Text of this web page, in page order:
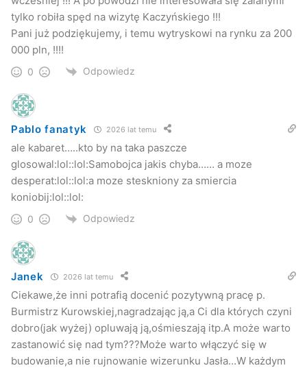
tylko robiła spęd na wizytę Kaczyńskiego !!!
Pani już podziękujemy, i temu wytryskowi na rynku za 200
000 pln, !!!!
0 Odpowiedz
Pablo fanatyk 2026 lat temu
ale kabaret…..kto by na taka paszcze
glosowal:lol::lol:Samobojca jakis chyba…… a moze
desperat:lol::lol:a moze steskniony za smiercia
koniobij:lol::lol:
0 Odpowiedz
Janek 2026 lat temu
Ciekawe,że inni potrafią docenić pozytywną pracę p.
Burmistrz Kurowskiej,nagradzając ją,a Ci dla których czyni
dobro(jak wyżej) opluwają ją,ośmieszają itp.A może warto
zastanowić się nad tym???Może warto włączyć się w
budowanie,a nie rujnowanie wizerunku Jasła…W każdym